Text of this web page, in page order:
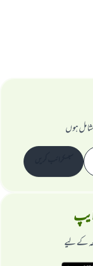
ہوں
کے لیے